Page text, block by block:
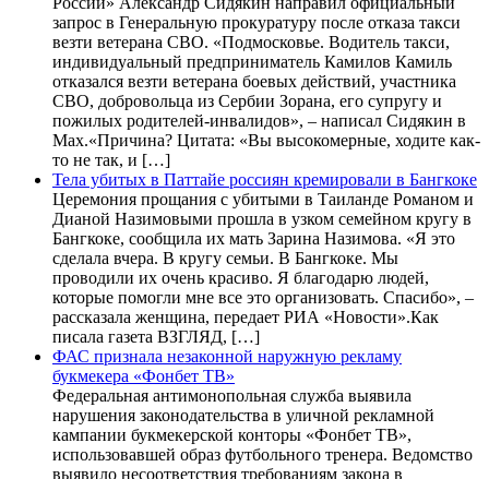
запрос в Генеральную прокуратуру после отказа такси
везти ветерана СВО. «Подмосковье. Водитель такси,
индивидуальный предприниматель Камилов Камиль
отказался везти ветерана боевых действий, участника
СВО, добровольца из Сербии Зорана, его супругу и
пожилых родителей-инвалидов», – написал Сидякин в
Max.«Причина? Цитата: «Вы высокомерные, ходите как-
то не так, и […]
Тела убитых в Паттайе россиян кремировали в Бангкоке
Церемония прощания с убитыми в Таиланде Романом и
Дианой Назимовыми прошла в узком семейном кругу в
Бангкоке, сообщила их мать Зарина Назимова. «Я это
сделала вчера. В кругу семьи. В Бангкоке. Мы
проводили их очень красиво. Я благодарю людей,
которые помогли мне все это организовать. Спасибо», –
рассказала женщина, передает РИА «Новости».Как
писала газета ВЗГЛЯД, […]
ФАС признала незаконной наружную рекламу
букмекера «Фонбет ТВ»
Федеральная антимонопольная служба выявила
нарушения законодательства в уличной рекламной
кампании букмекерской конторы «Фонбет ТВ»,
использовавшей образ футбольного тренера. Ведомство
выявило несоответствия требованиям закона в